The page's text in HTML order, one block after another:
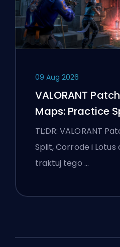
09 Aug 2026
VALORANT
Maps: Practice
and Lotus
TL;DR: VALORANT
Split, Corrode i Lotus
traktuj tego …